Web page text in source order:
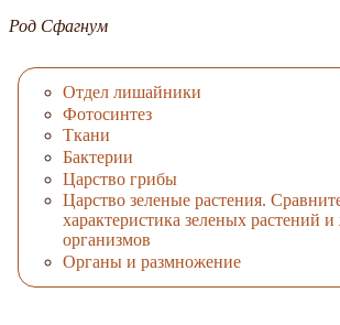
Род Сфагнум
Отдел лишайники
Фотосинтез
Ткани
Бактерии
Царство грибы
Царство зеленые растения.
характеристика зеленых растений
организмов
Органы и размножение